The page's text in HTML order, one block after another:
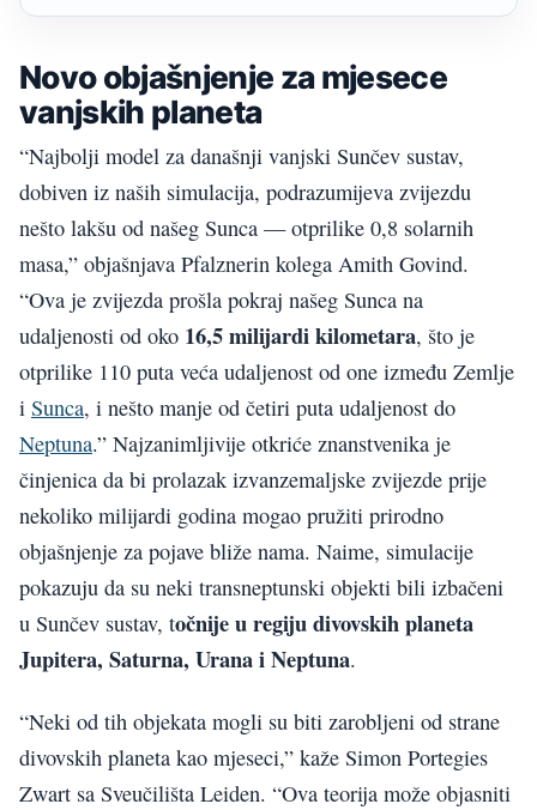
Novo objašnjenje za mjesece
vanjskih planeta
“Najbolji model za današnji vanjski Sunčev sustav,
dobiven iz naših simulacija, podrazumijeva zvijezdu
nešto lakšu od našeg Sunca — otprilike 0,8 solarnih
masa,” objašnjava Pfalznerin kolega Amith Govind.
“Ova je zvijezda prošla pokraj našeg Sunca na
udaljenosti od oko 16,5 milijardi kilometara, što je
otprilike 110 puta veća udaljenost od one između Zemlje
i Sunca, i nešto manje od četiri puta udaljenost do
Neptuna.” Najzanimljivije otkriće znanstvenika je
činjenica da bi prolazak izvanzemaljske zvijezde prije
nekoliko milijardi godina mogao pružiti prirodno
objašnjenje za pojave bliže nama. Naime, simulacije
pokazuju da su neki transneptunski objekti bili izbačeni
u Sunčev sustav, točnije u regiju divovskih planeta
Jupitera, Saturna, Urana i Neptuna.
“Neki od tih objekata mogli su biti zarobljeni od strane
divovskih planeta kao mjeseci,” kaže Simon Portegies
Zwart sa Sveučilišta Leiden. “Ova teorija može objasniti